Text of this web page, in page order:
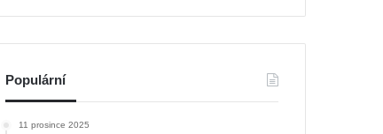
Populární
11 prosince 2025